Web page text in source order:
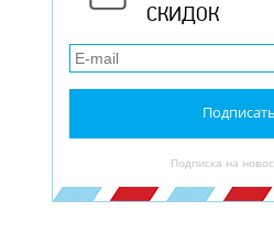
СКИДОК
Подписка на